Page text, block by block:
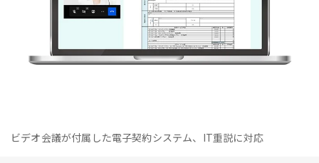
ビデオ会議が付属した電子契約システム、IT重説に対応